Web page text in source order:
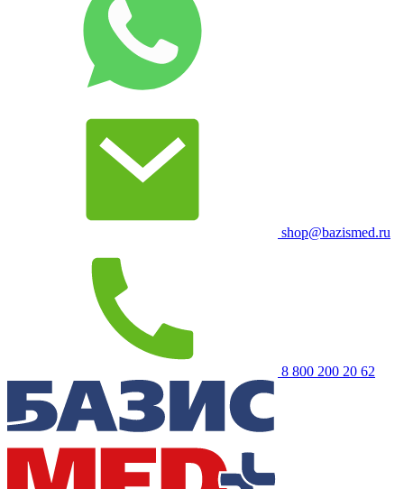
shop@bazismed.ru
8 800 200 20 62